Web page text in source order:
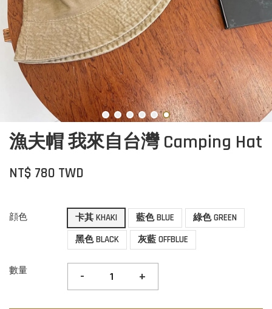
漁夫帽 我來自台灣 Camping Hat
NT$ 780 TWD
顔色 卡其 KHAKI 藍色 BLUE
綠色 GREEN
黑色 BLACK
灰藍 OFFBLUE
數量 - +